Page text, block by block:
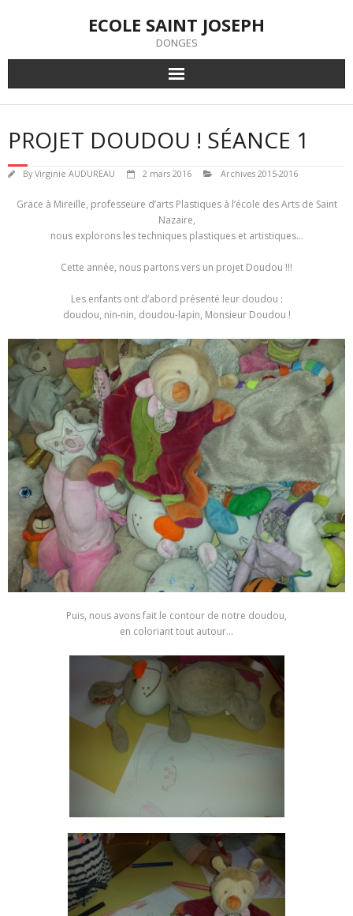
ECOLE SAINT JOSEPH
DONGES
PROJET DOUDOU ! SÉANCE 1
ByVirginie AUDUREAU 2 mars 2016 Archives 2015-2016
Grace à Mireille, professeure d’arts Plastiques à l’école des Arts de Saint
Nazaire,
nous explorons les techniques plastiques et artistiques…
Cette année, nous partons vers un projet Doudou !!!
Les enfants ont d’abord présenté leur doudou :
doudou, nin-nin, doudou-lapin, Monsieur Doudou !
Puis, nous avons fait le contour de notre doudou,
en coloriant tout autour…